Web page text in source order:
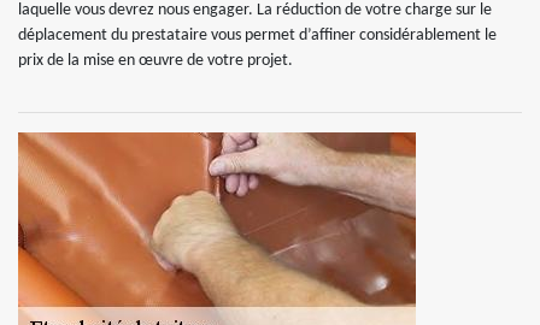
laquelle vous devrez nous engager. La réduction de votre charge sur le
déplacement du prestataire vous permet d’affiner considérablement le
prix de la mise en œuvre de votre projet.